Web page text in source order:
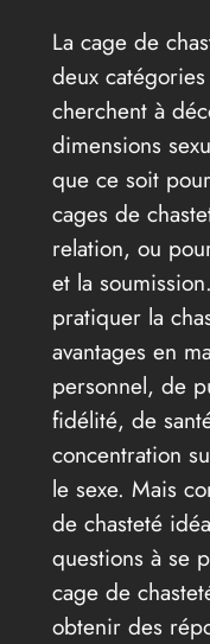
La cage de
deux
cherchent à
dimensions
que ce soit
cages de
relation, ou
et la
pratiquer la
avantages en
personnel, de
fidélité, de
concentration
le sexe. Mais
de chasteté
questions à se
cage de
obtenir des